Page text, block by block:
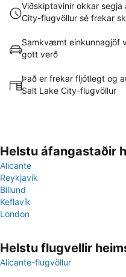
Viðskiptavinir okkar segja
City-flugvöllur sé frekar
Samkvæmt einkunnagjöf
gott verð
Það er frekar fljótlegt og
Salt Lake City-flugvöllur
Helstu áfangastaðir
Alicante
Reykjavík
Billund
Keflavík
London
Helstu flugvellir
Alicante-flugvöllur